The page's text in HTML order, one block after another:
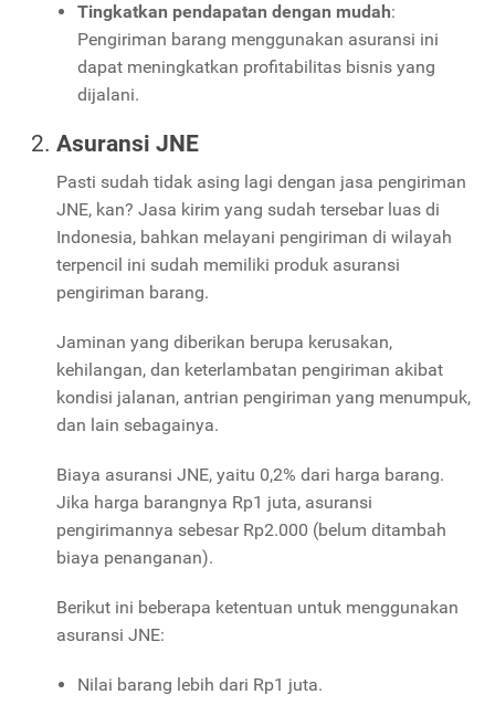
Tingkatkan pendapatan dengan mudah:
Pengiriman barang menggunakan asuransi ini
dapat meningkatkan profitabilitas bisnis yang
dijalani.
Asuransi JNE
Pasti sudah tidak asing lagi dengan jasa pengiriman
JNE, kan? Jasa kirim yang sudah tersebar luas di
Indonesia, bahkan melayani pengiriman di wilayah
terpencil ini sudah memiliki produk asuransi
pengiriman barang.
Jaminan yang diberikan berupa kerusakan,
kehilangan, dan keterlambatan pengiriman akibat
kondisi jalanan, antrian pengiriman yang menumpuk,
dan lain sebagainya.
Biaya asuransi JNE, yaitu 0,2% dari harga barang.
Jika harga barangnya Rp1 juta, asuransi
pengirimannya sebesar Rp2.000 (belum ditambah
biaya penanganan).
Berikut ini beberapa ketentuan untuk menggunakan
asuransi JNE:
Nilai barang lebih dari Rp1 juta.